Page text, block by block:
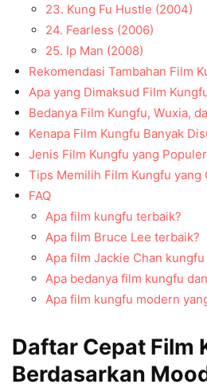
23. Kung Fu Hustle (2004)
24. Fearless (2006)
25. Ip Man (2008)
Rekomendasi Tambahan Film
Apa yang Dimaksud Film
Bedanya Film Kungfu, Wuxia,
Kenapa Film Kungfu Banyak
Jenis Film Kungfu yang Populer
Tips Memilih Film Kungfu yang
FAQ
Apa film kungfu terbaik?
Apa film Bruce Lee terbaik?
Apa film Jackie Chan
Apa bedanya film kungfu
Apa film kungfu modern
Daftar Cepat Film
Berdasarkan